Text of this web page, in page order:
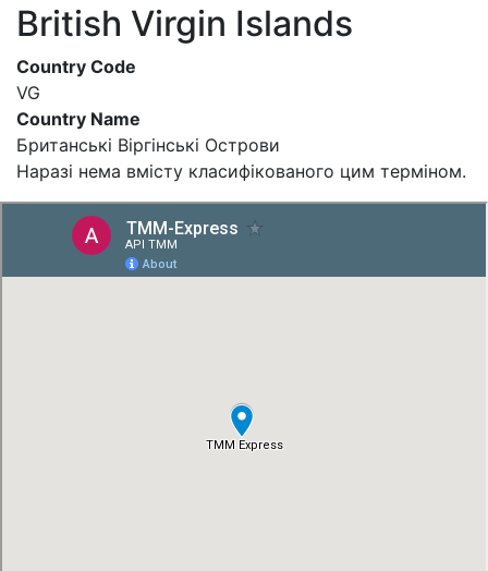
British Virgin Islands
Country Code
VG
Country Name
Британські Віргінські Острови
Наразі нема вмісту класифікованого цим терміном.